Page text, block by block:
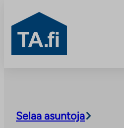
TA.fi
Selaa asuntoja